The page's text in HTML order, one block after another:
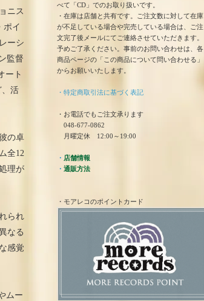
ニス
ポイ
ーシ
監督
ート
、活
の卓
全12
理が
られ
なる
感覚
ムー
べて「CD」でのお取り扱いです。
・在庫は店舗と共有です。ご注文数に対して在庫
が不足している場合や完売している場合は、ご注
文完了後メールにてご連絡させていただきます。
予めご了承ください。事前のお問い合わせは、各
商品ページの「この商品について問い合わせる」
からお願いいたします。
・特定商取引法に基づく表記
・お電話でもご注文承ります
048-677-0862
月曜定休 12:00～19:00
・ 店舗情報
・ 通販方法
・モアレコのポイントカード